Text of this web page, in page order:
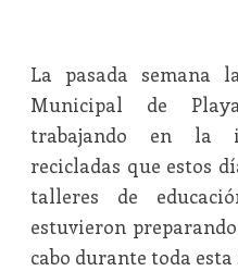
La pasada semana
Municipal de
trabajando en la
recicladas que estos
talleres de
estuvieron
cabo durante toda